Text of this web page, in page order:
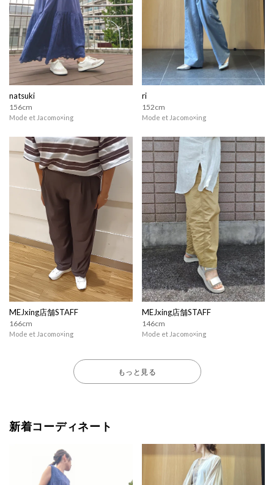
natsuki
156cm
Mode et Jacomo×ing
ri
152cm
Mode et Jacomo×ing
MEJxing店舗STAFF
166cm
Mode et Jacomo×ing
MEJxing店舗STAFF
146cm
Mode et Jacomo×ing
もっと見る
新着コーディネート